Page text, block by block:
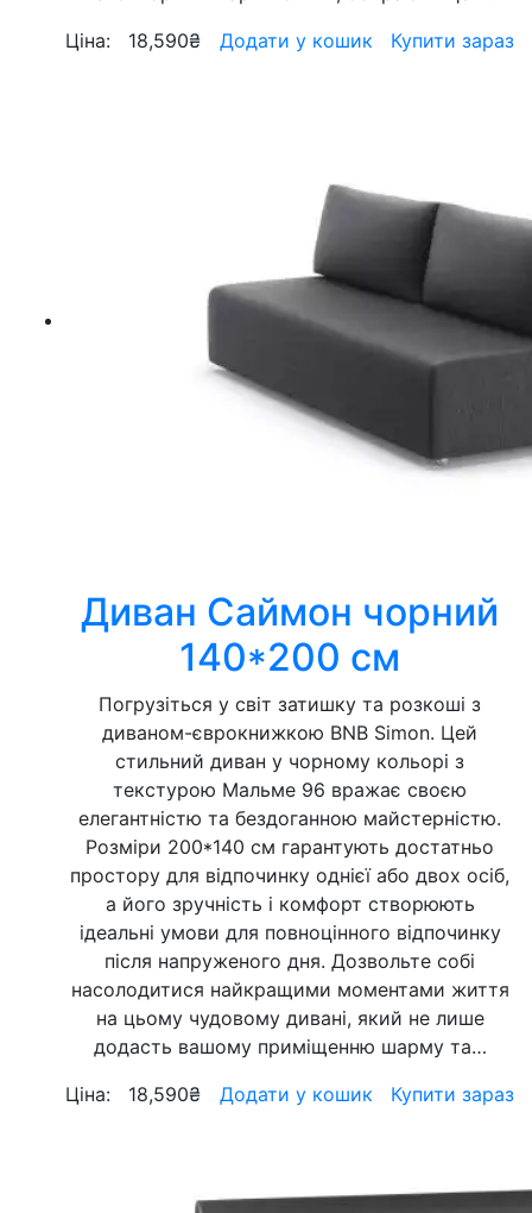
Ціна:
18,590₴ Додати у кошик Купити зараз
Диван Саймон чорний
140*200 см
Погрузіться у світ затишку та розкоші з
диваном-єврокнижкою BNB Simon. Цей
стильний диван у чорному кольорі з
текстурою Мальме 96 вражає своєю
елегантністю та бездоганною майстерністю.
Розміри 200*140 см гарантують достатньо
простору для відпочинку однієї або двох осіб,
а його зручність і комфорт створюють
ідеальні умови для повноцінного відпочинку
після напруженого дня. Дозвольте собі
насолодитися найкращими моментами життя
на цьому чудовому дивані, який не лише
додасть вашому приміщенню шарму та…
Ціна:
18,590₴ Додати у кошик Купити зараз